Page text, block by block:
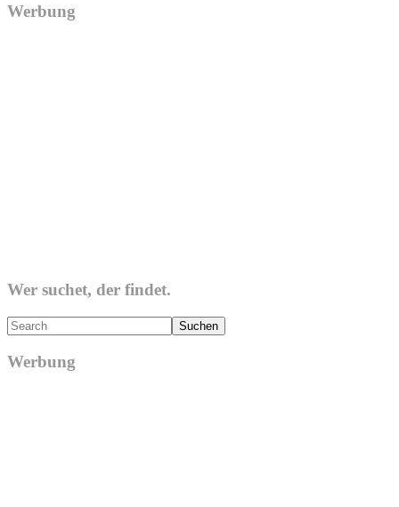
Werbung
Wer suchet, der findet.
Search
Werbung